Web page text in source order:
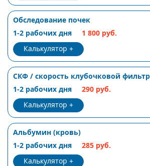
Обследование почек
1-2 рабочих дня
1 800 руб.
Калькулятор
СКФ / скорость клубочковой
1-2 рабочих дня
290 руб.
Калькулятор
Альбумин (кровь)
1-2 рабочих дня
285 руб.
Калькулятор